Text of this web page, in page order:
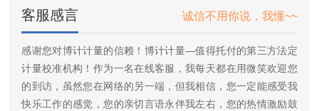
客服感言 诚信不用你说，我懂~~
感谢您对博计计量的信赖！博计计量—值得托付的第三方法定
计量校准机构！作为一名在线客服，我每天都在用微笑欢迎您
的到访，虽然您在网络的另一端，但我相信，您一定能感受我
快乐工作的感觉，您的亲切言语永伴我左右，您的热情激励鼓